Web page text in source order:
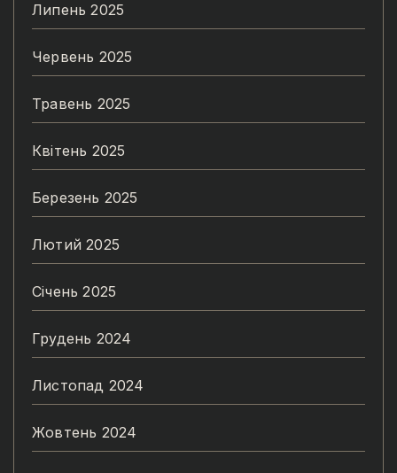
Липень 2025
Червень 2025
Травень 2025
Квітень 2025
Березень 2025
Лютий 2025
Січень 2025
Грудень 2024
Листопад 2024
Жовтень 2024